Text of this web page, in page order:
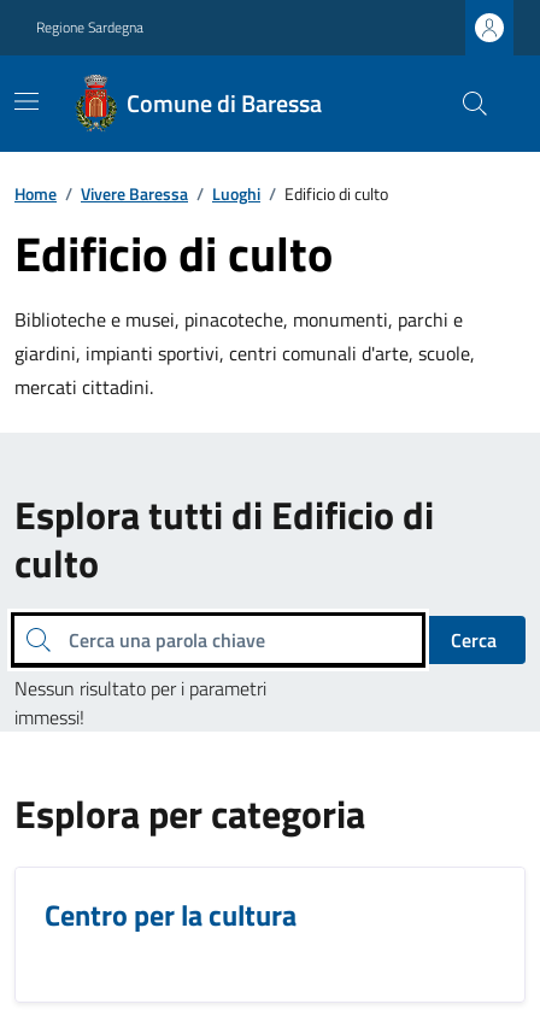
Regione Sardegna
Comune di Baressa
Home / Vivere Baressa / Luoghi / Edificio di culto
Edificio di culto
Biblioteche e musei, pinacoteche, monumenti, parchi e
giardini, impianti sportivi, centri comunali d'arte, scuole,
mercati cittadini.
Esplora tutti di Edificio di
culto
Cerca una parola chiave
Cerca
Nessun risultato per i parametri
immessi!
Esplora per categoria
Centro per la cultura